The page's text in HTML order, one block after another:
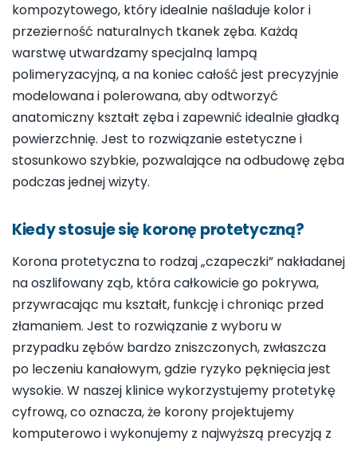
kompozytowego, który idealnie naśladuje kolor i
przezierność naturalnych tkanek zęba. Każdą
warstwę utwardzamy specjalną lampą
polimeryzacyjną, a na koniec całość jest precyzyjnie
modelowana i polerowana, aby odtworzyć
anatomiczny kształt zęba i zapewnić idealnie gładką
powierzchnię. Jest to rozwiązanie estetyczne i
stosunkowo szybkie, pozwalające na odbudowę zęba
podczas jednej wizyty.
Kiedy stosuje się koronę protetyczną?
Korona protetyczna to rodzaj „czapeczki” nakładanej
na oszlifowany ząb, która całkowicie go pokrywa,
przywracając mu kształt, funkcję i chroniąc przed
złamaniem. Jest to rozwiązanie z wyboru w
przypadku zębów bardzo zniszczonych, zwłaszcza
po leczeniu kanałowym, gdzie ryzyko pęknięcia jest
wysokie. W naszej klinice wykorzystujemy protetykę
cyfrową, co oznacza, że korony projektujemy
komputerowo i wykonujemy z najwyższą precyzją z